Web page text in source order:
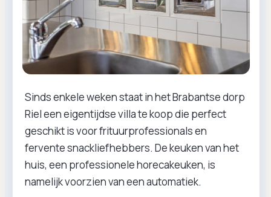
Sinds enkele weken staat in het Brabantse dorp
Riel een eigentijdse villa te koop die perfect
geschikt is voor frituurprofessionals en
fervente snackliefhebbers. De keuken van het
huis, een professionele horecakeuken, is
namelijk voorzien van een automatiek.